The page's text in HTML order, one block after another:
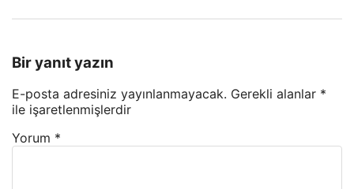
Bir yanıt yazın
E-posta adresiniz yayınlanmayacak. Gerekli alanlar *
ile işaretlenmişlerdir
Yorum *